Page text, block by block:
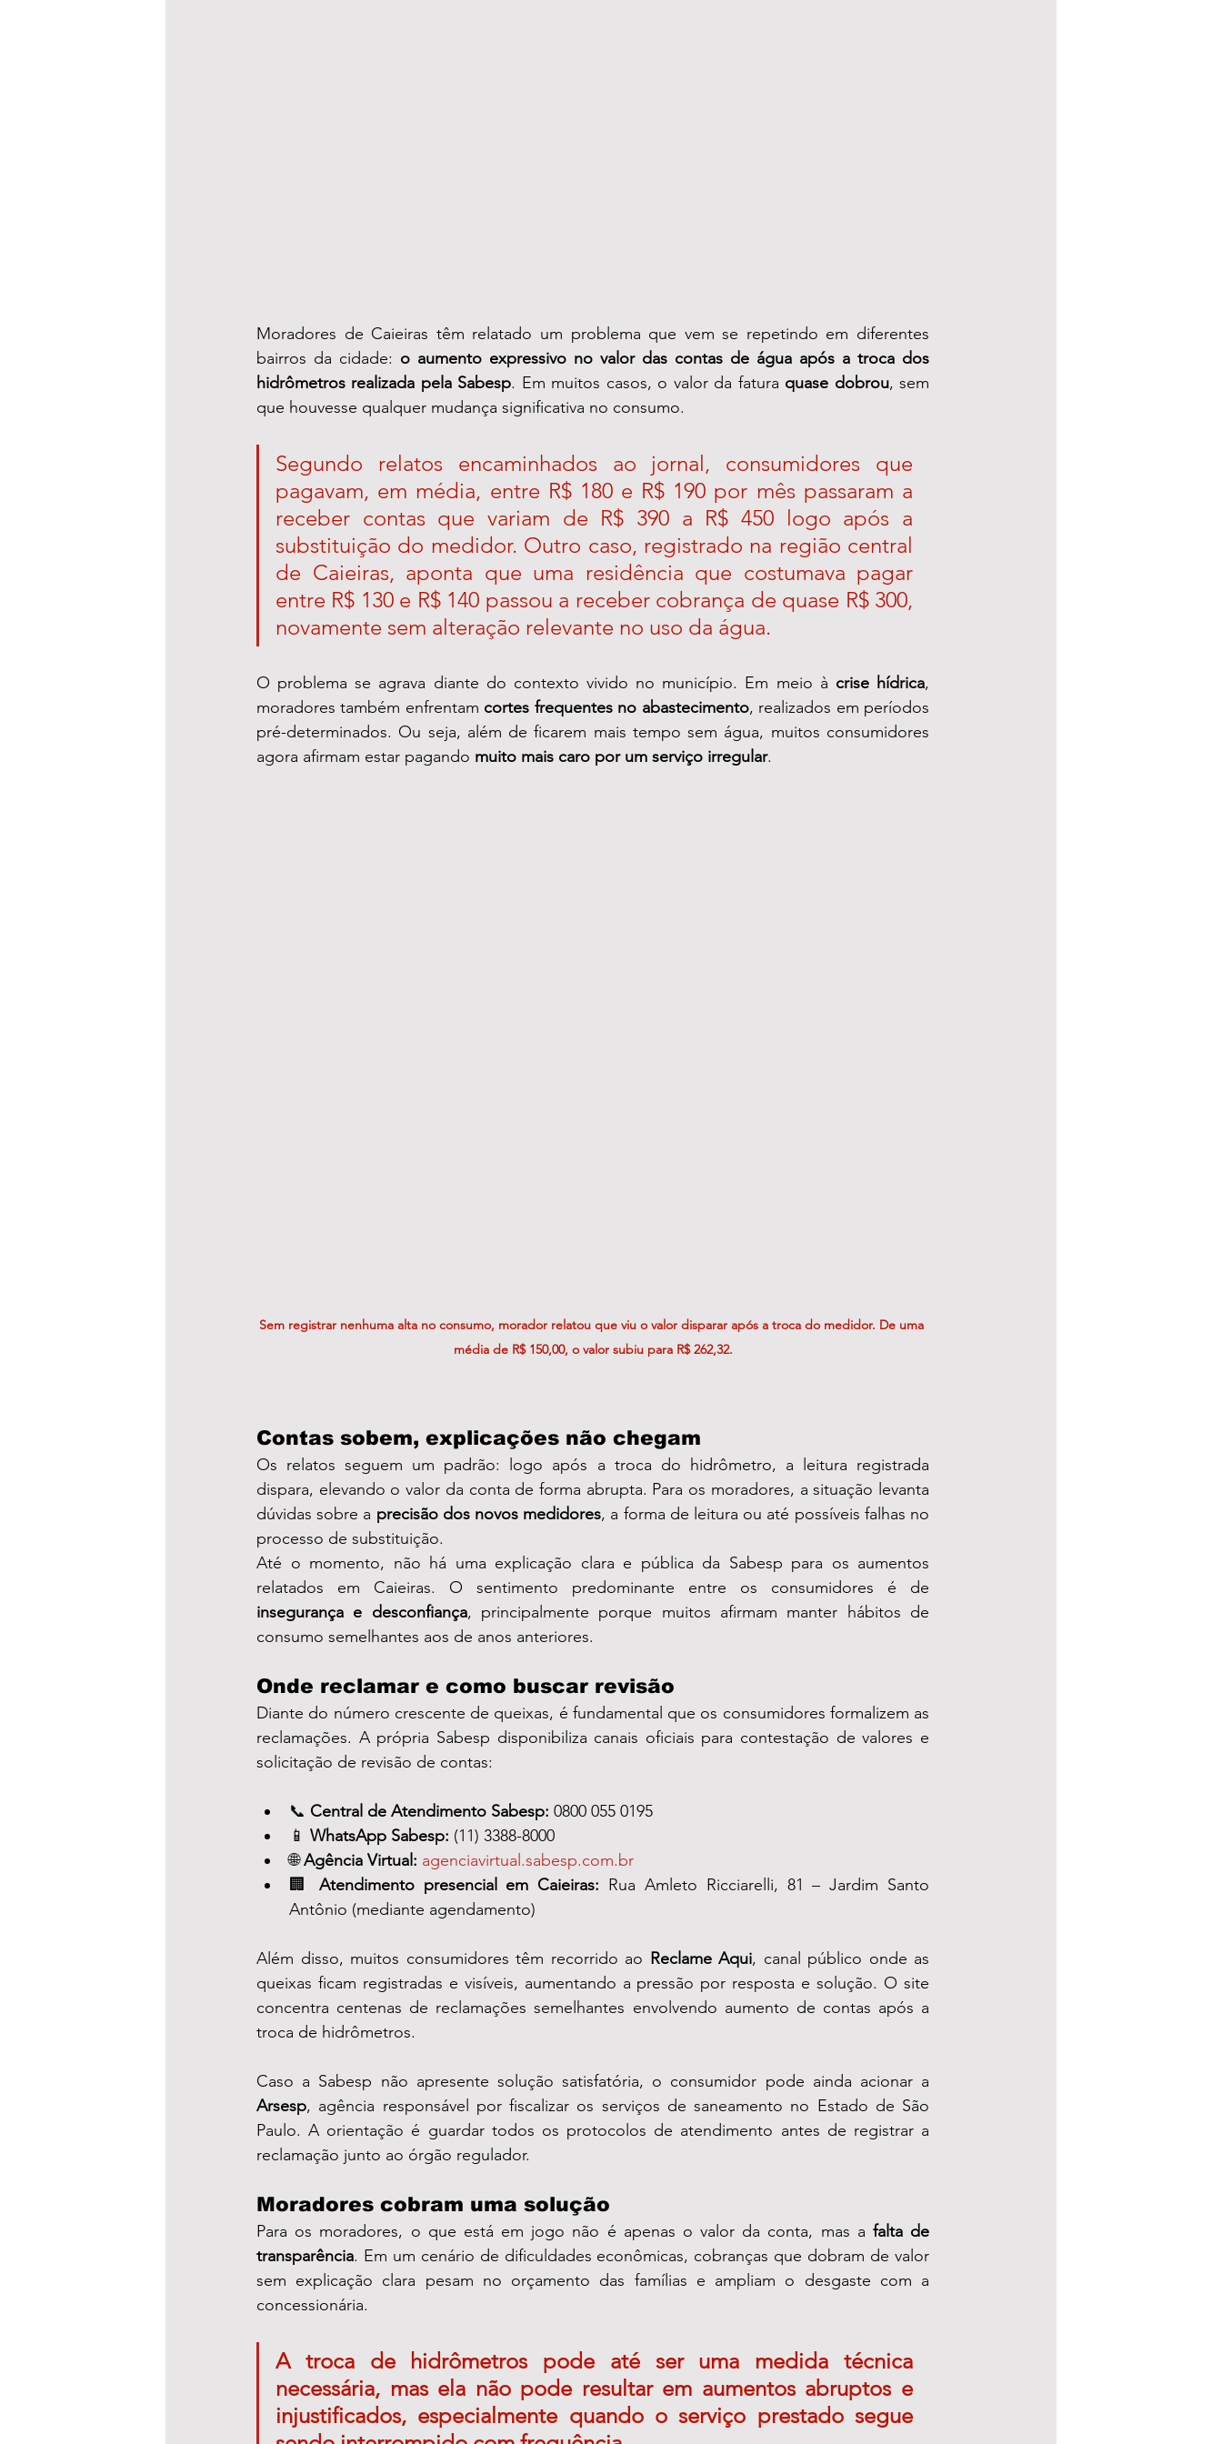
Moradores de Caieiras têm relatado um problema que vem se repetindo em diferentes
bairros da cidade: o aumento expressivo no valor das contas de água após a troca dos
hidrômetros realizada pela Sabesp. Em muitos casos, o valor da fatura quase dobrou, sem
que houvesse qualquer mudança significativa no consumo.
Segundo relatos encaminhados ao jornal, consumidores que
pagavam, em média, entre R$ 180 e R$ 190 por mês passaram a
receber contas que variam de R$ 390 a R$ 450 logo após a
substituição do medidor. Outro caso, registrado na região central
de Caieiras, aponta que uma residência que costumava pagar
entre R$ 130 e R$ 140 passou a receber cobrança de quase R$ 300,
novamente sem alteração relevante no uso da água.
O problema se agrava diante do contexto vivido no município. Em meio à crise hídrica,
moradores também enfrentam cortes frequentes no abastecimento, realizados em períodos
pré-determinados. Ou seja, além de ficarem mais tempo sem água, muitos consumidores
agora afirmam estar pagando muito mais caro por um serviço irregular.
Sem registrar nenhuma alta no consumo, morador relatou que viu o valor disparar após a troca do medidor. De uma
média de R$ 150,00, o valor subiu para R$ 262,32.
Contas sobem, explicações não chegam
Os relatos seguem um padrão: logo após a troca do hidrômetro, a leitura registrada
dispara, elevando o valor da conta de forma abrupta. Para os moradores, a situação levanta
dúvidas sobre a precisão dos novos medidores, a forma de leitura ou até possíveis falhas no
processo de substituição.
Até o momento, não há uma explicação clara e pública da Sabesp para os aumentos
insegurança e desconfiança, principalmente porque muitos afirmam manter hábitos de
consumo semelhantes aos de anos anteriores.
Onde reclamar e como buscar revisão
Diante do número crescente de queixas, é fundamental que os consumidores formalizem as
reclamações. A própria Sabesp disponibiliza canais oficiais para contestação de valores e
solicitação de revisão de contas:
📞 Central de Atendimento Sabesp: 0800 055 0195
📱 WhatsApp Sabesp: (11) 3388-8000
🌐 Agência Virtual: agenciavirtual.sabesp.com.br
🏢 Atendimento presencial em Caieiras: Rua Amleto Ricciarelli, 81 – Jardim Santo
Antônio (mediante agendamento)
Além disso, muitos consumidores têm recorrido ao Reclame Aqui, canal público onde as
queixas ficam registradas e visíveis, aumentando a pressão por resposta e solução. O site
concentra centenas de reclamações semelhantes envolvendo aumento de contas após a
troca de hidrômetros.
Arsesp, agência responsável por fiscalizar os serviços de saneamento no Estado de São
Paulo. A orientação é guardar todos os protocolos de atendimento antes de registrar a
reclamação junto ao órgão regulador.
Moradores cobram uma solução
Para os moradores, o que está em jogo não é apenas o valor da conta, mas a falta de
transparência. Em um cenário de dificuldades econômicas, cobranças que dobram de valor
sem explicação clara pesam no orçamento das famílias e ampliam o desgaste com a
concessionária.
A troca de hidrômetros pode até ser uma medida técnica
necessária, mas ela não pode resultar em aumentos abruptos e
injustificados, especialmente quando o serviço prestado segue